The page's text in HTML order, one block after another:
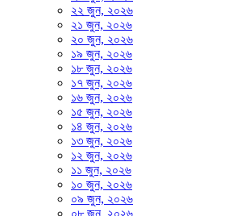
২২ জুন, ২০২৬
২১ জুন, ২০২৬
২০ জুন, ২০২৬
১৯ জুন, ২০২৬
১৮ জুন, ২০২৬
১৭ জুন, ২০২৬
১৬ জুন, ২০২৬
১৫ জুন, ২০২৬
১৪ জুন, ২০২৬
১৩ জুন, ২০২৬
১২ জুন, ২০২৬
১১ জুন, ২০২৬
১০ জুন, ২০২৬
০৯ জুন, ২০২৬
০৮ জুন, ২০২৬